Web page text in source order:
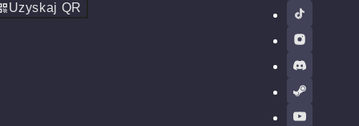
Uzyskaj QR